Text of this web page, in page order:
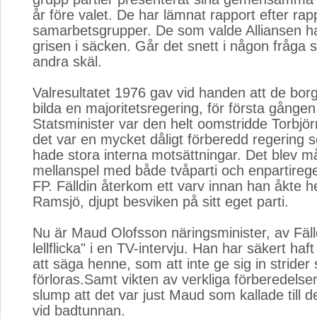
år före valet. De har lämnat rapport efter
samarbetsgrupper. De som valde Alliansen
grisen i säcken. Går det snett i någon fråga
andra skäl.
Valresultatet 1976 gav vid handen att de
bilda en majoritetsregering, för första
Statsminister var den helt oomstridde
det var en mycket dåligt förberedd regering
hade stora interna motsättningar. Det blev
mellanspel med både tvåparti och
FP. Fälldin återkom ett varv innan han åkte
Ramsjö, djupt besviken på sitt eget parti.
Nu är Maud Olofsson näringsminister, av
lellflicka" i en TV-intervju. Han har säkert
att säga henne, som att inte ge sig in strider
förloras.Samt vikten av verkliga
slump att det var just Maud som kallade till
vid badtunnan.